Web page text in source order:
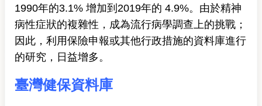
1990年的3.1% 增加到2019年的 4.9%。由於精神
病性症狀的複雜性，成為流行病學調查上的挑戰；
因此，利用保險申報或其他行政措施的資料庫進行
的研究，日益增多。
臺灣健保資料庫